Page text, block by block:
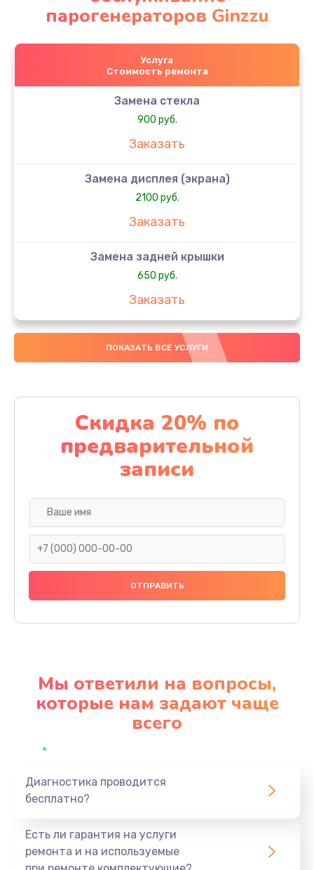
парогенераторов Ginzzu
Услуга
Стоимость ремонта
Замена стекла
900 руб.
Заказать
Замена дисплея (экрана)
2100 руб.
Заказать
Замена задней крышки
650 руб.
Заказать
Замена аккумулятора
4000 руб.
Замена материнской платы
1100 руб.
Заказать
Замена праймера
1000 руб.
Заказать
Профилактическая чистка
Заказать
ПОКАЗАТЬ ВСЕ УСЛУГИ
Скидка 20% по
предварительной
записи
Мы ответили на вопросы,
которые нам задают чаще
всего
Диагностика проводится
бесплатно?
Есть ли гарантия на услуги
ремонта и на используемые